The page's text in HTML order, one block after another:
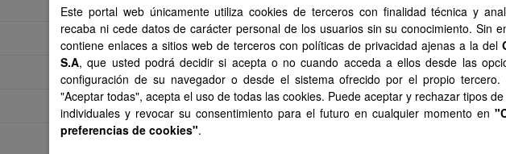
Este portal web únicamente utiliza cookies de terceros con finalidad técnica y
recaba ni cede datos de carácter personal de los usuarios sin su conocimiento. Sin
contiene enlaces a sitios web de terceros con políticas de privacidad ajenas a la del
S.A, que usted podrá decidir si acepta o no cuando acceda a ellos desde las
configuración de su navegador o desde el sistema ofrecido por el propio tercero.
"Aceptar todas", acepta el uso de todas las cookies. Puede aceptar y rechazar tipos
individuales y revocar su consentimiento para el futuro en cualquier momento en
preferencias de cookies".